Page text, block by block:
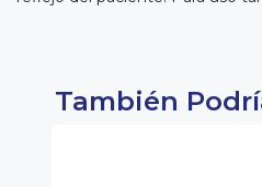
También